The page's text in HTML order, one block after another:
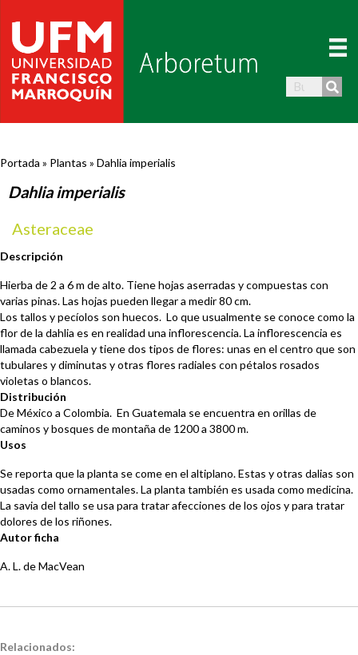
Portada » Plantas » Dahlia imperialis
Dahlia imperialis
Asteraceae
Descripción
Hierba de 2 a 6 m de alto. Tiene hojas aserradas y compuestas con
varias pinas. Las hojas pueden llegar a medir 80 cm.
Los tallos y pecíolos son huecos. Lo que usualmente se conoce como la
flor de la dahlia es en realidad una inflorescencia. La inflorescencia es
llamada cabezuela y tiene dos tipos de flores: unas en el centro que son
tubulares y diminutas y otras flores radiales con pétalos rosados
violetas o blancos.
Distribución
De México a Colombia. En Guatemala se encuentra en orillas de
caminos y bosques de montaña de 1200 a 3800 m.
Usos
Se reporta que la planta se come en el altiplano. Estas y otras dalias son
usadas como ornamentales. La planta también es usada como medicina.
La savia del tallo se usa para tratar afecciones de los ojos y para tratar
dolores de los riñones.
Autor ficha
A. L. de MacVean
Relacionados: